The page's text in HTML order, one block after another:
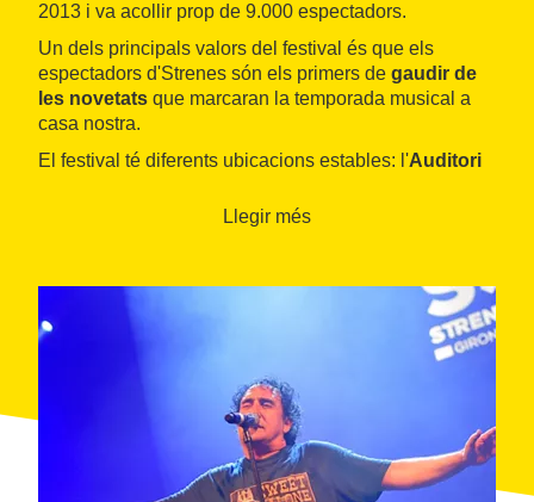
2013 i va acollir prop de 9.000 espectadors.
Un dels principals valors del festival és que els
espectadors d'Strenes són els primers de gaudir de
les novetats que marcaran la temporada musical a
casa nostra.
El festival té diferents ubicacions estables: l'Auditori
Auditori de la Casa de Cultura
de la Mercè, El Cercle, elCafè Contexti s'ha
recuperat l'emblemàtic Teatre Municipal de Girona, on
novament es pot gaudir d'una programació musical de
A banda dels concerts, es programen un seguit
que tenen la complicitat del teixit cultural
Llegir més